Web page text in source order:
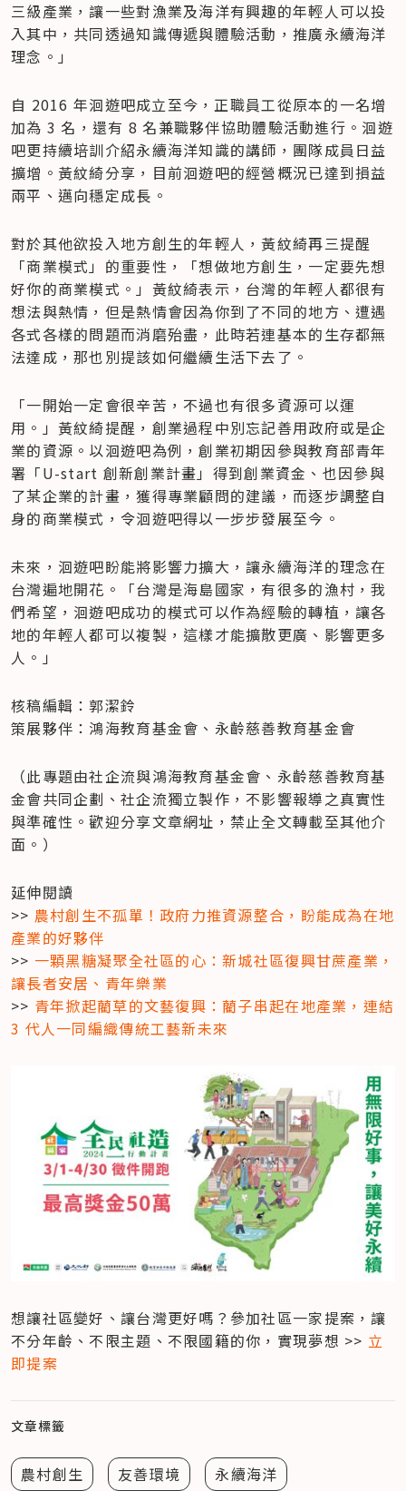
三級產業，讓一些對漁業及海洋有興趣的年輕人可以投
入其中，共同透過知識傳遞與體驗活動，推廣永續海洋
理念。」
自 2016 年洄遊吧成立至今，正職員工從原本的一名增
加為 3 名，還有 8 名兼職夥伴協助體驗活動進行。洄遊
吧更持續培訓介紹永續海洋知識的講師，團隊成員日益
擴增。黃紋綺分享，目前洄遊吧的經營概況已達到損益
兩平、邁向穩定成長。
對於其他欲投入地方創生的年輕人，黃紋綺再三提醒
「商業模式」的重要性，「想做地方創生，一定要先想
好你的商業模式。」黃紋綺表示，台灣的年輕人都很有
想法與熱情，但是熱情會因為你到了不同的地方、遭遇
各式各樣的問題而消磨殆盡，此時若連基本的生存都無
法達成，那也別提該如何繼續生活下去了。
「一開始一定會很辛苦，不過也有很多資源可以運
用。」黃紋綺提醒，創業過程中別忘記善用政府或是企
業的資源。以洄遊吧為例，創業初期因參與教育部青年
署「U-start 創新創業計畫」得到創業資金、也因參與
了某企業的計畫，獲得專業顧問的建議，而逐步調整自
身的商業模式，令洄遊吧得以一步步發展至今。
未來，洄遊吧盼能將影響力擴大，讓永續海洋的理念在
台灣遍地開花。「台灣是海島國家，有很多的漁村，我
們希望，洄遊吧成功的模式可以作為經驗的轉植，讓各
地的年輕人都可以複製，這樣才能擴散更廣、影響更多
人。」
核稿編輯：郭潔鈴
策展夥伴：鴻海教育基金會、永齡慈善教育基金會
（此專題由社企流與鴻海教育基金會、永齡慈善教育基
金會共同企劃、社企流獨立製作，不影響報導之真實性
與準確性。歡迎分享文章網址，禁止全文轉載至其他介
面。）
延伸閱讀
>> 農村創生不孤單！政府力推資源整合，盼能成為在地
產業的好夥伴
>> 一顆黑糖凝聚全社區的心：新城社區復興甘蔗產業，
讓長者安居、青年樂業
>> 青年掀起藺草的文藝復興：藺子串起在地產業，連結
3 代人一同編織傳統工藝新未來
想讓社區變好、讓台灣更好嗎？參加社區一家提案，讓
不分年齡、不限主題、不限國籍的你，實現夢想 >> 立
即提案
文章標籤
農村創生 友善環境 永續海洋